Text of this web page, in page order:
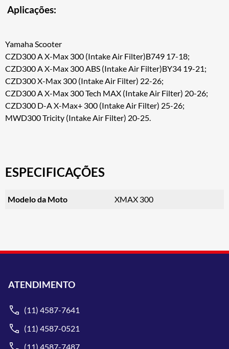
Aplicações:
Yamaha Scooter
CZD300 A X-Max 300 (Intake Air Filter)B749 17-18;
CZD300 A X-Max 300 ABS (Intake Air Filter)BY34 19-21;
CZD300 X-Max 300 (Intake Air Filter) 22-26;
CZD300 A X-Max 300 Tech MAX (Intake Air Filter) 20-26;
CZD300 D-A X-Max+ 300 (Intake Air Filter) 25-26;
MWD300 Tricity (Intake Air Filter) 20-25.
ESPECIFICAÇÕES
Modelo da Moto XMAX 300
ATENDIMENTO
(11) 4587-7641
(11) 4587-0521
(11) 4587-7487